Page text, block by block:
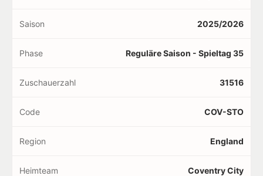
Saison 2025/2026
Phase Reguläre Saison - Spieltag 35
Zuschauerzahl 31516
Code COV-STO
Region England
Heimteam Coventry City